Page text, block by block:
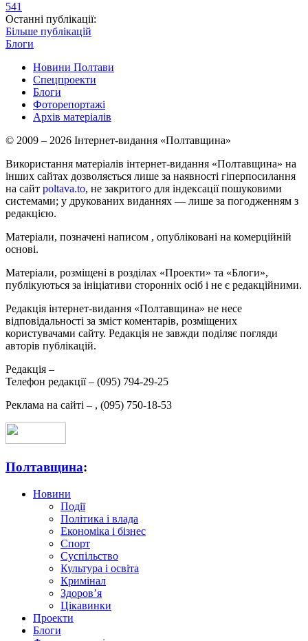
541
Останні публікації:
Більше публікацій
Блоги
Новини Полтави
Спецпроекти
Блоги
Фоторепортажі
Архів матеріалів
© 2009 – 2026 Інтернет-видання «Полтавщина»
Використання матеріалів інтернет-видання «Полтавщина» на
інших сайтах дозволяється лише за наявності гіперпосилання
на сайт poltava.to, не закритого для індексації пошуковими
системами; у друкованих виданнях — лише за погодженням з
редакцією.
Матеріали, позначені написом , опубліковані на комерційній
основі.
Матеріали, розміщені в розділах «Проекти» та «Блоги»,
публікуються за ініціативи сторонніх осіб і не є редакційними.
Редакція інтернет-видання «Полтавщина» не несе
відповідальності за зміст коментарів, розміщених
користувачами сайту. Редакція не завжди поділяє погляди
авторів публікацій.
Редакція –
Телефон редакції – (095) 794-29-25
Реклама на сайті – , (095) 750-18-53
Полтавщина:
Новини
Події
Політика і влада
Економіка і бізнес
Спорт
Суспільство
Культура і освіта
Кримінал
Здоров’я
Цікавинки
Проекти
Блоги